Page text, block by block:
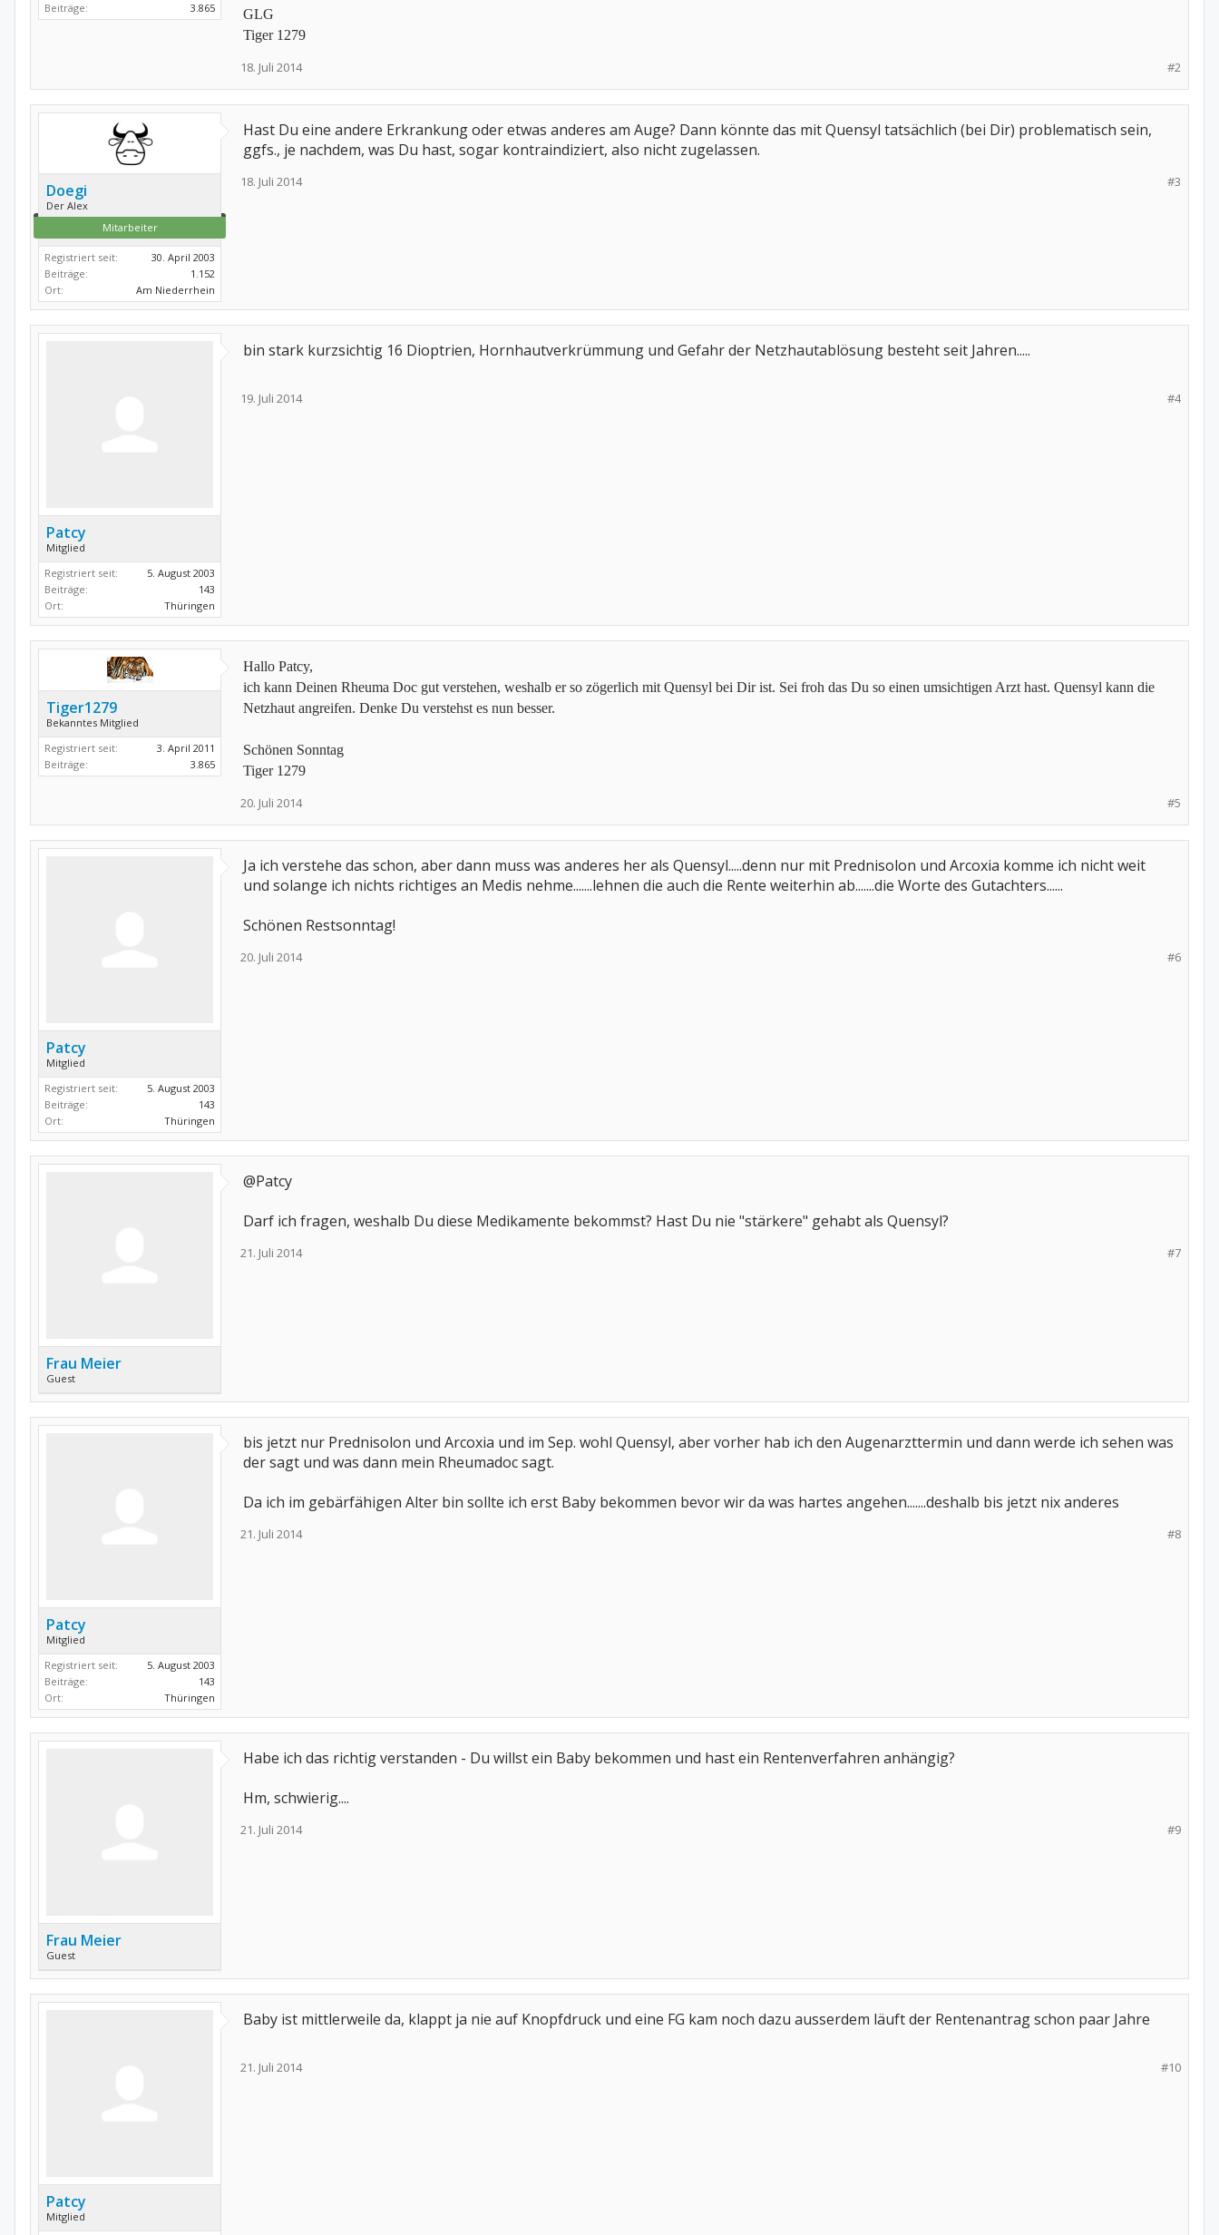
Beiträge:
3.865
GLG
Tiger 1279
#2
18. Juli 2014
Doegi
Der Alex
Mitarbeiter
Registriert seit:
30. April 2003
Beiträge:
1.152
Ort:
Am Niederrhein
Hast Du eine andere Erkrankung oder etwas anderes am Auge? Dann könnte das mit Quensyl tatsächlich (bei Dir) problematisch sein,
ggfs., je nachdem, was Du hast, sogar kontraindiziert, also nicht zugelassen.
#3
18. Juli 2014
Patcy
Mitglied
Registriert seit:
5. August 2003
Beiträge:
143
Ort:
Thüringen
bin stark kurzsichtig 16 Dioptrien, Hornhautverkrümmung und Gefahr der Netzhautablösung besteht seit Jahren.....
#4
19. Juli 2014
Tiger1279
Bekanntes Mitglied
Registriert seit:
3. April 2011
Beiträge:
3.865
Hallo Patcy,
ich kann Deinen Rheuma Doc gut verstehen, weshalb er so zögerlich mit Quensyl bei Dir ist. Sei froh das Du so einen umsichtigen Arzt hast. Quensyl kann die
Netzhaut angreifen. Denke Du verstehst es nun besser.
Schönen Sonntag
Tiger 1279
#5
20. Juli 2014
Patcy
Mitglied
Registriert seit:
5. August 2003
Beiträge:
143
Ort:
Thüringen
Ja ich verstehe das schon, aber dann muss was anderes her als Quensyl.....denn nur mit Prednisolon und Arcoxia komme ich nicht weit
und solange ich nichts richtiges an Medis nehme.......lehnen die auch die Rente weiterhin ab.......die Worte des Gutachters......
Schönen Restsonntag!
#6
20. Juli 2014
Frau Meier
Guest
@Patcy
Darf ich fragen, weshalb Du diese Medikamente bekommst? Hast Du nie "stärkere" gehabt als Quensyl?
#7
21. Juli 2014
Patcy
Mitglied
Registriert seit:
5. August 2003
Beiträge:
143
Ort:
Thüringen
bis jetzt nur Prednisolon und Arcoxia und im Sep. wohl Quensyl, aber vorher hab ich den Augenarzttermin und dann werde ich sehen was
der sagt und was dann mein Rheumadoc sagt.
Da ich im gebärfähigen Alter bin sollte ich erst Baby bekommen bevor wir da was hartes angehen.......deshalb bis jetzt nix anderes
#8
21. Juli 2014
Frau Meier
Guest
Habe ich das richtig verstanden - Du willst ein Baby bekommen und hast ein Rentenverfahren anhängig?
Hm, schwierig....
#9
21. Juli 2014
Patcy
Mitglied
Baby ist mittlerweile da, klappt ja nie auf Knopfdruck und eine FG kam noch dazu ausserdem läuft der Rentenantrag schon paar Jahre
#10
21. Juli 2014